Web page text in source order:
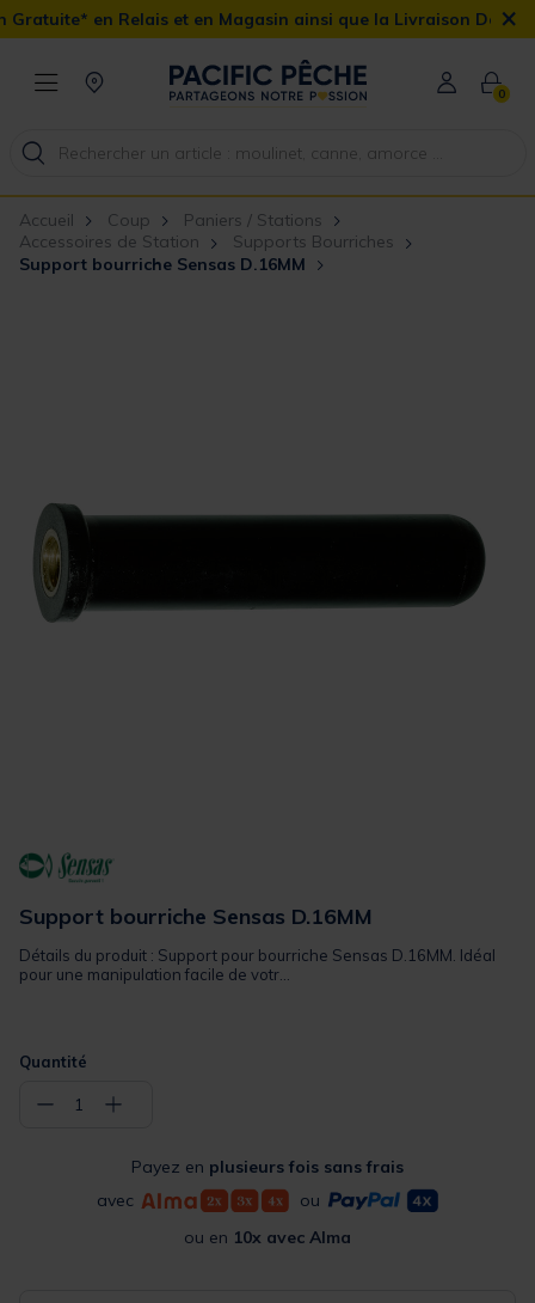
et en Magasin ainsi que la Livraison Domicile offerte dès 90€
×
0
Accueil Coup
Paniers / Stations
Accessoires de Station
Supports Bourriches
Support bourriche Sensas D.16MM
Support bourriche Sensas D.16MM
Détails du produit : Support pour bourriche Sensas D.16MM. Idéal
pour une manipulation facile de votr...
Quantité
− 1 +
Payez en plusieurs fois sans frais
avec
ou
ou en 10x avec Alma